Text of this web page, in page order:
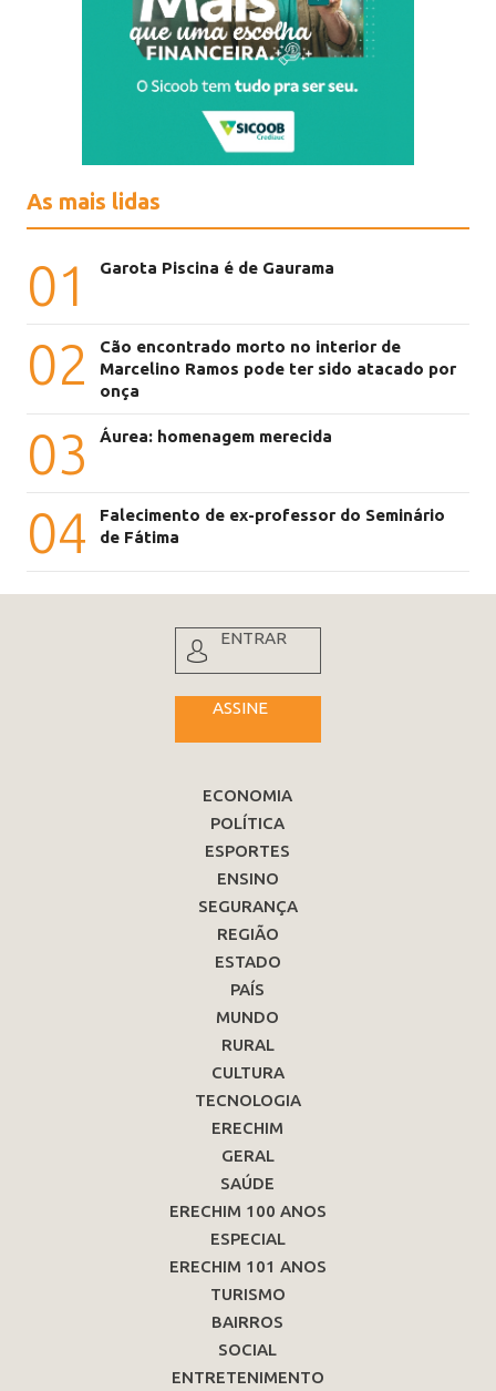
As mais lidas
01 Garota Piscina é de Gaurama
02
Cão encontrado morto no interior de
Marcelino Ramos pode ter sido atacado por
onça
03 Áurea: homenagem merecida
04
Falecimento de ex-professor do Seminário
de Fátima
ENTRAR
ASSINE
ECONOMIA
POLÍTICA
ESPORTES
ENSINO
SEGURANÇA
REGIÃO
ESTADO
PAÍS
MUNDO
RURAL
CULTURA
TECNOLOGIA
ERECHIM
GERAL
SAÚDE
ERECHIM 100 ANOS
ESPECIAL
ERECHIM 101 ANOS
TURISMO
BAIRROS
SOCIAL
ENTRETENIMENTO